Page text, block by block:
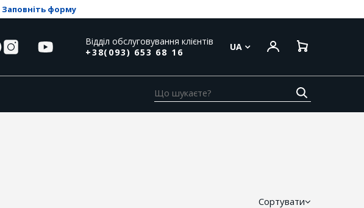
Заповніть форму
Відділ обслуговування клієнтів
+38(093) 653 68 16
UA
Сортувати